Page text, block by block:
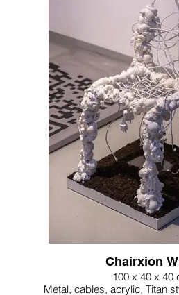
Chairxion
100 x 40 x 40
Metal, cables, acrylic, Titan